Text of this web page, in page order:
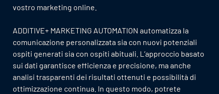
vostro marketing online.
ADDITIVE+ MARKETING AUTOMATION automatizza la
comunicazione personalizzata sia con nuovi potenziali
ospiti generati sia con ospiti abituali. L’approccio basato
sui dati garantisce efficienza e precisione, ma anche
analisi trasparenti dei risultati ottenuti e possibilità di
ottimizzazione continua. In questo modo, potrete